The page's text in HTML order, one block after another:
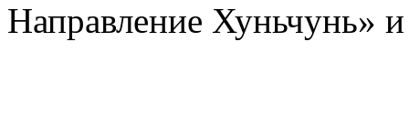
Направление Хуньчунь»